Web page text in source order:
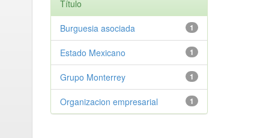
Título
1
Burguesia asociada
1
Estado Mexicano
1
Grupo Monterrey
1
Organizacion empresarial